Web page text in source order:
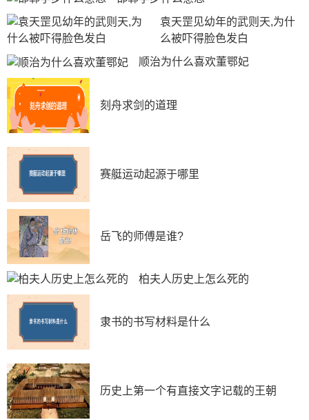
袁天罡见幼年的武则天,为什
么被吓得脸色发白
顺治为什么喜欢董鄂妃
刻舟求剑的道理
赛艇运动起源于哪里
岳飞的师傅是谁?
柏夫人历史上怎么死的
隶书的书写材料是什么
历史上第一个有直接文字记载的王朝